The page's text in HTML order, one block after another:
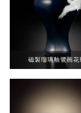
磁製瑠璃釉鷺画花